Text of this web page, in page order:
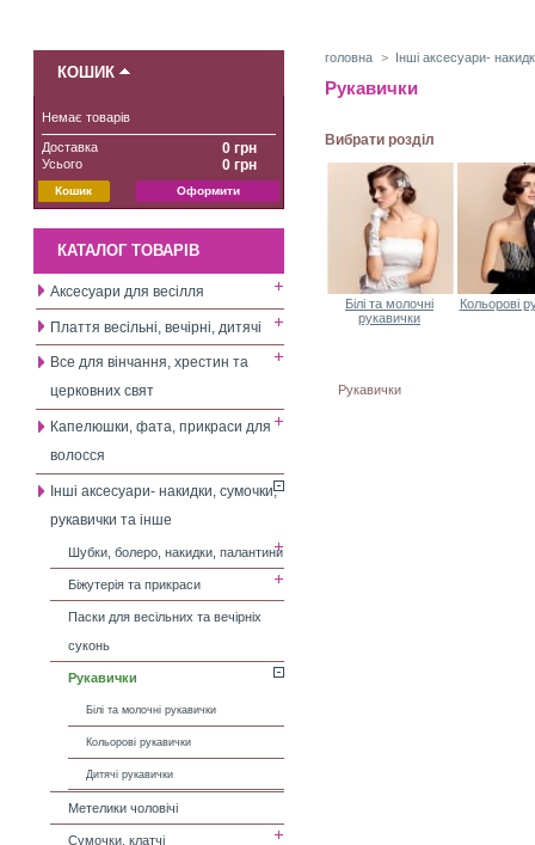
КОШИК
Немає товарів
Доставка 0 грн
Усього 0 грн
Кошик Оформити
КАТАЛОГ ТОВАРІВ
Аксесуари для весілля
Плаття весільні, вечірні, дитячі
Все для вінчання, хрестин та
церковних свят
Капелюшки, фата, прикраси для
волосся
Інші аксесуари- накидки, сумочки,
рукавички та інше
Шубки, болеро, накидки, палантини
Біжутерія та прикраси
Паски для весільних та вечірніх
суконь
Рукавички
Білі та молочні рукавички
Кольорові рукавички
Дитячі рукавички
Метелики чоловічі
Сумочки, клатчі
головна > Інші аксесуари-
Рукавички
Вибрати розділ
Білі та молочні
рукавички
Кольорові
Рукавички